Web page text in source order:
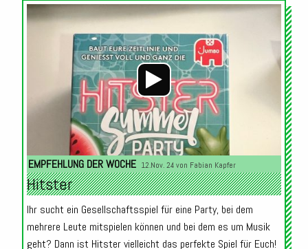
Audio-
Player
EMPFEHLUNG DER WOCHE 12.Nov. 24 von Fabian Kapfer
Hitster
Ihr sucht ein Gesellschaftsspiel für eine Party, bei dem
mehrere Leute mitspielen können und bei dem es um Musik
geht? Dann ist Hitster vielleicht das perfekte Spiel für Euch!